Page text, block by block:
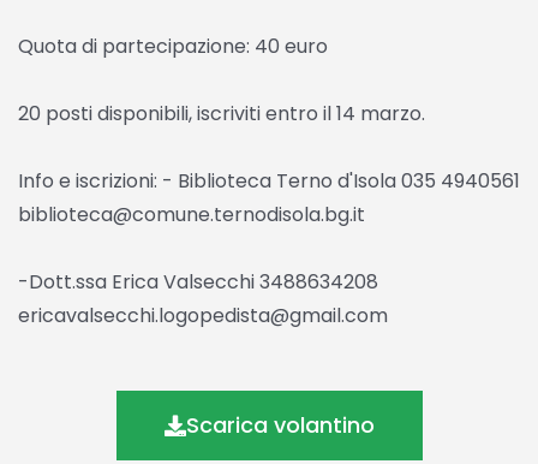
Quota di partecipazione: 40 euro
20 posti disponibili, iscriviti entro il 14 marzo.
Info e iscrizioni: - Biblioteca Terno d'Isola 035 4940561
biblioteca@comune.ternodisola.bg.it
-Dott.ssa Erica Valsecchi 3488634208
ericavalsecchi.logopedista@gmail.com
Scarica volantino